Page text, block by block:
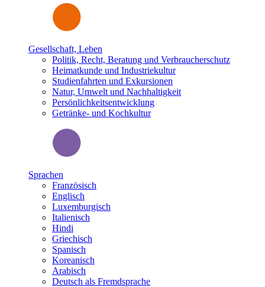
Gesellschaft, Leben
Politik, Recht, Beratung und Verbraucherschutz
Heimatkunde und Industriekultur
Studienfahrten und Exkursionen
Natur, Umwelt und Nachhaltigkeit
Persönlichkeitsentwicklung
Getränke- und Kochkultur
Sprachen
Französisch
Englisch
Luxemburgisch
Italienisch
Hindi
Griechisch
Spanisch
Koreanisch
Arabisch
Deutsch als Fremdsprache